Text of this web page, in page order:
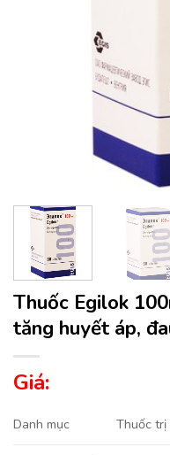
Thuốc Egilok
tăng huyết áp,
Giá:
Danh mục Thuốc